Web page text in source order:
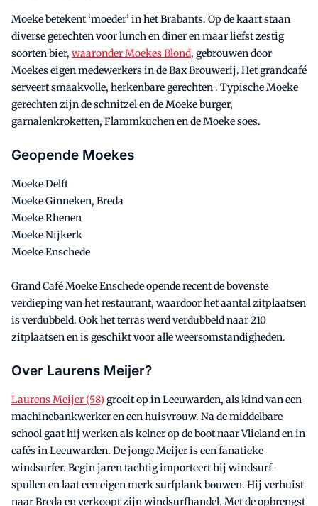
Moeke betekent ‘moeder’ in het Brabants. Op de kaart staan
diverse gerechten voor lunch en diner en maar liefst zestig
soorten bier, waaronder Moekes Blond, gebrouwen door
Moekes eigen medewerkers in de Bax Brouwerij. Het grandcafé
serveert smaakvolle, herkenbare gerechten . Typische Moeke
gerechten zijn de schnitzel en de Moeke burger,
garnalenkroketten, Flammkuchen en de Moeke soes.
Geopende Moekes
Moeke Delft
Moeke Ginneken, Breda
Moeke Rhenen
Moeke Nijkerk
Moeke Enschede
Grand Café Moeke Enschede opende recent de bovenste
verdieping van het restaurant, waardoor het aantal zitplaatsen
is verdubbeld. Ook het terras werd verdubbeld naar 210
zitplaatsen en is geschikt voor alle weersomstandigheden.
Over Laurens Meijer?
Laurens Meijer (58) groeit op in Leeuwarden, als kind van een
machinebankwerker en een huisvrouw. Na de middelbare
school gaat hij werken als kelner op de boot naar Vlieland en in
cafés in Leeuwarden. De jonge Meijer is een fanatieke
windsurfer. Begin jaren tachtig importeert hij windsurf-
spullen en laat een eigen merk surfplank bouwen. Hij verhuist
naar Breda en verkoopt zijn windsurfhandel. Met de opbrengst